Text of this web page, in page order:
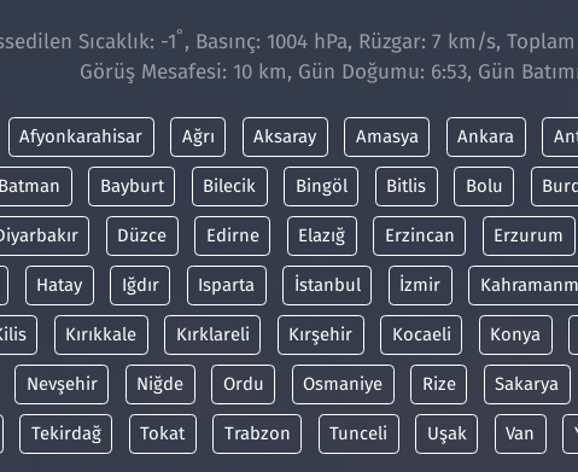
Sıcaklık: -1° , Basınç: 1004 hPa, Rüzgar: 7 km/s,
Görüş Mesafesi: 10 km, Gün Doğumu: 6:53, Gün
Afyonkarahisar Ağrı Aksaray Amasya Ankara
Batman Bayburt Bilecik Bingöl Bitlis Bolu
Düzce Edirne Elazığ Erzincan Erzurum
Hatay Iğdır Isparta İstanbul İzmir
Kırıkkale Kırklareli Kırşehir Kocaeli Konya
Nevşehir Niğde Ordu Osmaniye Rize Sakarya
Tekirdağ Tokat Trabzon Tunceli Uşak Van